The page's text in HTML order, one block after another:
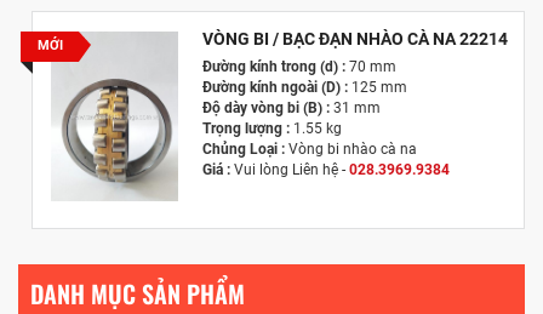
MỚI VÒNG BI / BẠC ĐẠN NHÀO CÀ NA 22214
Đường kính trong (d) :70 mm
Đường kính ngoài (D) :125 mm
Độ dày vòng bi (B) :31 mm
Trọng lượng : 1.55 kg
Chủng Loại : Vòng bi nhào cà na
Giá :Vui lòng Liên hệ - 028.3969.9384
DANH MỤC SẢN PHẨM